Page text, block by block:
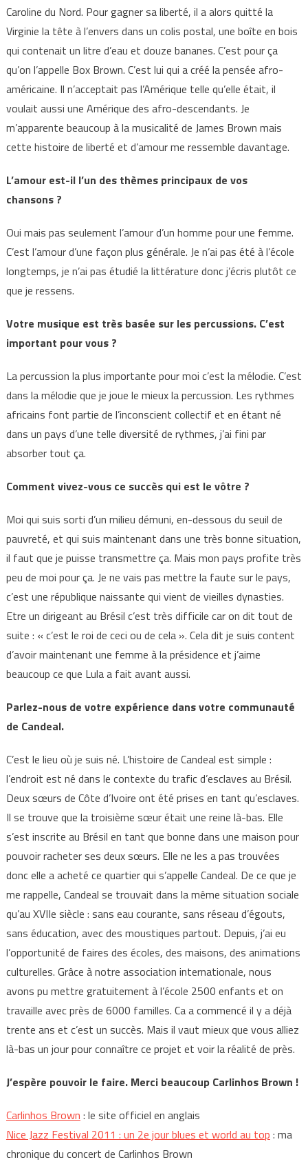
Caroline du Nord. Pour gagner sa liberté, il a alors quitté la
Virginie la tête à l’envers dans un colis postal, une boîte en bois
qui contenait un litre d’eau et douze bananes. C’est pour ça
qu’on l’appelle Box Brown. C’est lui qui a créé la pensée afro-
américaine. Il n’acceptait pas l’Amérique telle qu’elle était, il
voulait aussi une Amérique des afro-descendants. Je
m’apparente beaucoup à la musicalité de James Brown mais
cette histoire de liberté et d’amour me ressemble davantage.
L’amour est-il l’un des thèmes principaux de vos
chansons ?
Oui mais pas seulement l’amour d’un homme pour une femme.
C’est l’amour d’une façon plus générale. Je n’ai pas été à l’école
longtemps, je n’ai pas étudié la littérature donc j’écris plutôt ce
que je ressens.
Votre musique est très basée sur les percussions. C’est
important pour vous ?
La percussion la plus importante pour moi c’est la mélodie. C’est
dans la mélodie que je joue le mieux la percussion. Les rythmes
africains font partie de l’inconscient collectif et en étant né
dans un pays d’une telle diversité de rythmes, j’ai fini par
absorber tout ça.
Comment vivez-vous ce succès qui est le vôtre ?
Moi qui suis sorti d’un milieu démuni, en-dessous du seuil de
pauvreté, et qui suis maintenant dans une très bonne situation,
il faut que je puisse transmettre ça. Mais mon pays profite très
peu de moi pour ça. Je ne vais pas mettre la faute sur le pays,
c’est une république naissante qui vient de vieilles dynasties.
Etre un dirigeant au Brésil c’est très difficile car on dit tout de
suite : « c’est le roi de ceci ou de cela ». Cela dit je suis content
d’avoir maintenant une femme à la présidence et j’aime
beaucoup ce que Lula a fait avant aussi.
Parlez-nous de votre expérience dans votre communauté
de Candeal.
C’est le lieu où je suis né. L’histoire de Candeal est simple :
l’endroit est né dans le contexte du trafic d’esclaves au Brésil.
Deux sœurs de Côte d’Ivoire ont été prises en tant qu’esclaves.
Il se trouve que la troisième sœur était une reine là-bas. Elle
s’est inscrite au Brésil en tant que bonne dans une maison pour
pouvoir racheter ses deux sœurs. Elle ne les a pas trouvées
donc elle a acheté ce quartier qui s’appelle Candeal. De ce que je
me rappelle, Candeal se trouvait dans la même situation sociale
qu’au XVIIe siècle : sans eau courante, sans réseau d’égouts,
sans éducation, avec des moustiques partout. Depuis, j’ai eu
l’opportunité de faires des écoles, des maisons, des animations
culturelles. Grâce à notre association internationale, nous
avons pu mettre gratuitement à l’école 2500 enfants et on
travaille avec près de 6000 familles. Ca a commencé il y a déjà
trente ans et c’est un succès. Mais il vaut mieux que vous alliez
là-bas un jour pour connaître ce projet et voir la réalité de près.
J’espère pouvoir le faire. Merci beaucoup Carlinhos Brown !
Carlinhos Brown : le site officiel en anglais
Nice Jazz Festival 2011 : un 2e jour blues et world au top : ma
chronique du concert de Carlinhos Brown